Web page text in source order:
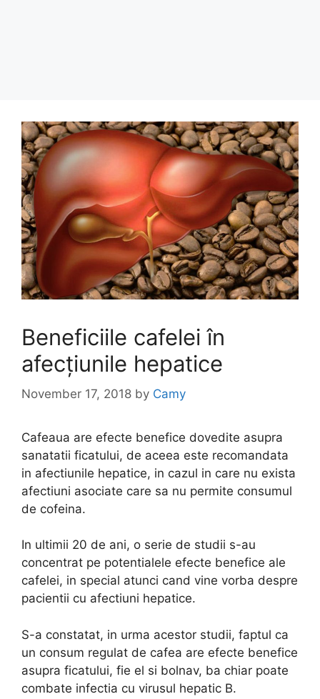
Beneficiile cafelei în
afecțiunile hepatice
November 17, 2018 by Camy
Cafeaua are efecte benefice dovedite asupra
sanatatii ficatului, de aceea este recomandata
in afectiunile hepatice, in cazul in care nu exista
afectiuni asociate care sa nu permite consumul
de cofeina.
In ultimii 20 de ani, o serie de studii s-au
concentrat pe potentialele efecte benefice ale
cafelei, in special atunci cand vine vorba despre
pacientii cu afectiuni hepatice.
S-a constatat, in urma acestor studii, faptul ca
un consum regulat de cafea are efecte benefice
asupra ficatului, fie el si bolnav, ba chiar poate
combate infectia cu virusul hepatic B.